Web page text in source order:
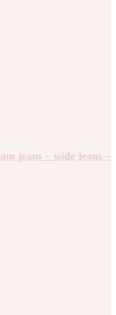
jeans – wide jeans –